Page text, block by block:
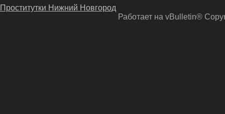
Проститутки Нижний Новгород
Работает на vBulletin®